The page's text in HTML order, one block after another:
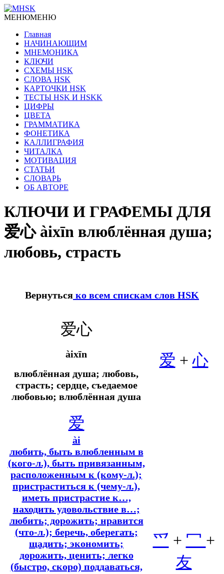
МЕНЮМЕНЮ
Главная
НАЧИНАЮЩИМ
МНЕМОНИКА
КЛЮЧИ
СХЕМЫ HSK
СЛОВА HSK
КАРТОЧКИ HSK
ТЕСТЫ HSK И HSKK
ЦИФРЫ
ЦВЕТА
ГРАММАТИКА
ФОНЕТИКА
КАЛЛИГРАФИЯ
ЧИТАЛКА
МОТИВАЦИЯ
СТАТЬИ
СЛОВАРЬ
ОБ АВТОРЕ
КЛЮЧИ И ГРАФЕМЫ ДЛЯ
爱心 àixīn влюблённая душа;
любовь, страсть
Вернуться ко всем спискам слов HSK
爱心
àixīn
влюблённая душа; любовь,
страсть; сердце, съедаемое
любовью; влюблённая душа
爱 +心
爱
ài
любить, быть влюбленным в
(кого-л.), быть привязанным,
расположенным к (кому-л.);
пристраститься к (чему-л.),
иметь пристрастие к…,
находить удовольствие в…;
любить; дорожить; нравится
(что-л.); беречь, оберегать;
щадить; экономить;
дорожить, ценить; легко
(быстро, скоро) поддаваться,
爫 + 冖 +
友